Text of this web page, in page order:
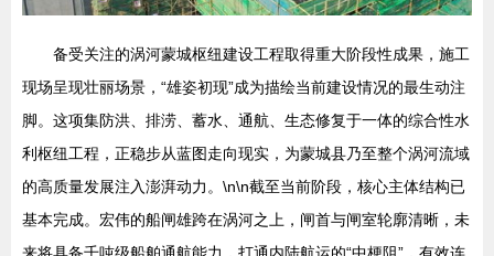
备受关注的涡河蒙城枢纽建设工程取得重大阶段性成果，施工
现场呈现壮丽场景，“雄姿初现”成为描绘当前建设情况的最生动注
脚。这项集防洪、排涝、蓄水、通航、生态修复于一体的综合性水
利枢纽工程，正稳步从蓝图走向现实，为蒙城县乃至整个涡河流域
的高质量发展注入澎湃动力。\n\n截至当前阶段，核心主体结构已
基本完成。宏伟的船闸雄跨在涡河之上，闸首与闸室轮廓清晰，未